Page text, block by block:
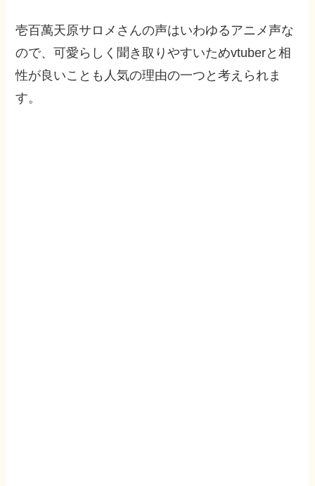
壱百萬天原サロメさんの声はいわゆるアニメ声な
ので、可愛らしく聞き取りやすいためvtuberと相
性が良いことも人気の理由の一つと考えられま
す。